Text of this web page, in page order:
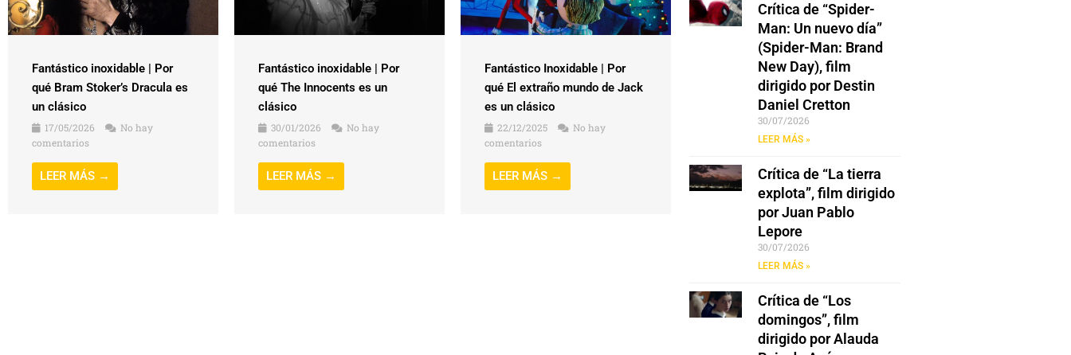
Fantástico inoxidable | Por
qué Bram Stoker’s Dracula es
un clásico
17/05/2026
No hay
comentarios
LEER MÁS →
Fantástico inoxidable | Por
qué The Innocents es un
clásico
30/01/2026
No hay
comentarios
LEER MÁS →
Fantástico Inoxidable | Por
qué El extraño mundo de Jack
es un clásico
22/12/2025
No hay
comentarios
LEER MÁS →
Crítica de “Spider-
Man: Un nuevo día”
(Spider-Man: Brand
New Day), film
dirigido por Destin
Daniel Cretton
30/07/2026
LEER MÁS »
Crítica de “La tierra
explota”, film dirigido
por Juan Pablo
Lepore
30/07/2026
LEER MÁS »
Crítica de “Los
domingos”, film
dirigido por Alauda